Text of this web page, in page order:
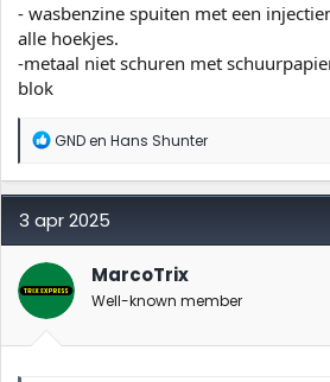
- wasbenzine spuiten met een
alle hoekjes.
-metaal niet schuren met
blok
W
a
r
d
e
r
i
n
g
n
GNDen Hans Shunter
3 apr 2025
MarcoTrix
Well-known member